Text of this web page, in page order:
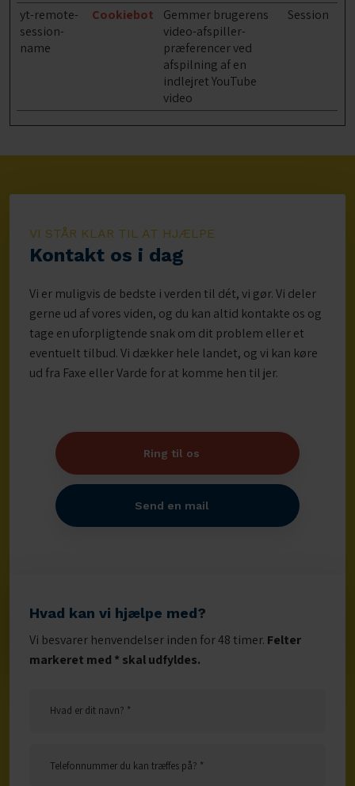
yt-remote-
session-
name
Cookiebot
Gemmer brugerens
video-afspiller-
præferencer ved
afspilning af en
indlejret YouTube
video
Session
VI STÅR KLAR TIL AT HJÆLPE
Kontakt os i dag
Vi er muligvis de bedste i verden til dét, vi gør. Vi deler
gerne ud af vores viden, og du kan altid kontakte os og
tage en uforpligtende snak om dit problem eller et
eventuelt tilbud. Vi dækker hele landet, og vi kan køre
ud fra Faxe eller Varde for at komme hen til jer.
Ring til os
Send en mail
Hvad kan vi hjælpe med?
​Vi besvarer henvendelser inden for 48 timer. ​ Felter
markeret med * skal udfyldes.